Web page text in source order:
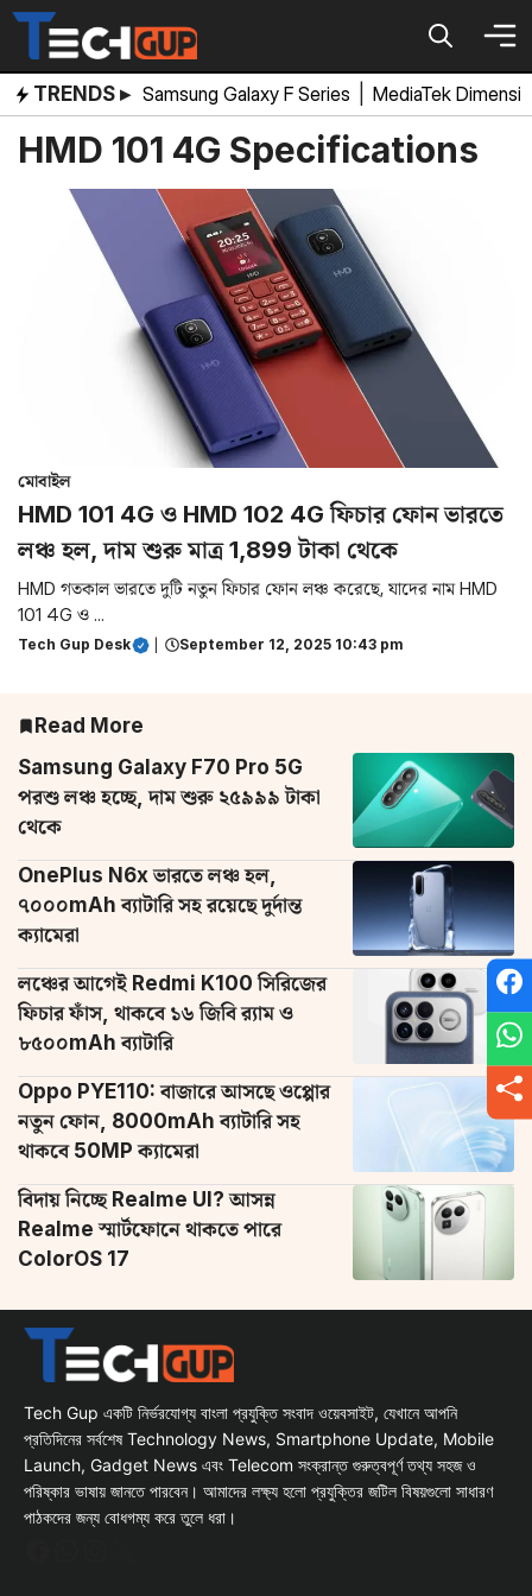
Skip
content
TRENDS ▸ Samsung Galaxy F Series MediaTek
HMD 101 4G Specifications
মোবাইল
HMD 101 4G ও HMD 102 4G ফিচার ফোন ভারতে
লঞ্চ হল, দাম শুরু মাত্র 1,899 টাকা থেকে
HMD গতকাল ভারতে দুটি নতুন ফিচার ফোন লঞ্চ করেছে, যাদের নাম HMD
101 4G ও ...
Tech Gup Desk September 12, 2025 10:43 pm
Read More
Samsung Galaxy F70 Pro 5G
পরশু লঞ্চ হচ্ছে, দাম শুরু ২৫৯৯৯ টাকা
থেকে
OnePlus N6x ভারতে লঞ্চ হল,
৭০০০mAh ব্যাটারি সহ রয়েছে দুর্দান্ত
ক্যামেরা
লঞ্চের আগেই Redmi K100 সিরিজের
ফিচার ফাঁস, থাকবে ১৬ জিবি র‌্যাম ও
৮৫০০mAh ব্যাটারি
Oppo PYE110: বাজারে আসছে ওপ্পোর
নতুন ফোন, 8000mAh ব্যাটারি সহ
থাকবে 50MP ক্যামেরা
বিদায় নিচ্ছে Realme UI? আসন্ন
Realme স্মার্টফোনে থাকতে পারে
ColorOS 17
Tech Gup একটি নির্ভরযোগ্য বাংলা প্রযুক্তি সংবাদ ওয়েবসাইট, যেখানে আপনি
প্রতিদিনের সর্বশেষ Technology News, Smartphone Update, Mobile
Launch, Gadget News এবং Telecom সংক্রান্ত গুরুত্বপূর্ণ তথ্য সহজ ও
পরিষ্কার ভাষায় জানতে পারবেন। আমাদের লক্ষ্য হলো প্রযুক্তির জটিল বিষয়গুলো সাধারণ
পাঠকদের জন্য বোধগম্য করে তুলে ধরা।